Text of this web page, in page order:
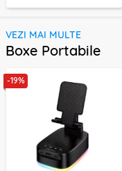
VEZI MAI MULTE
Boxe Portabile
-19%